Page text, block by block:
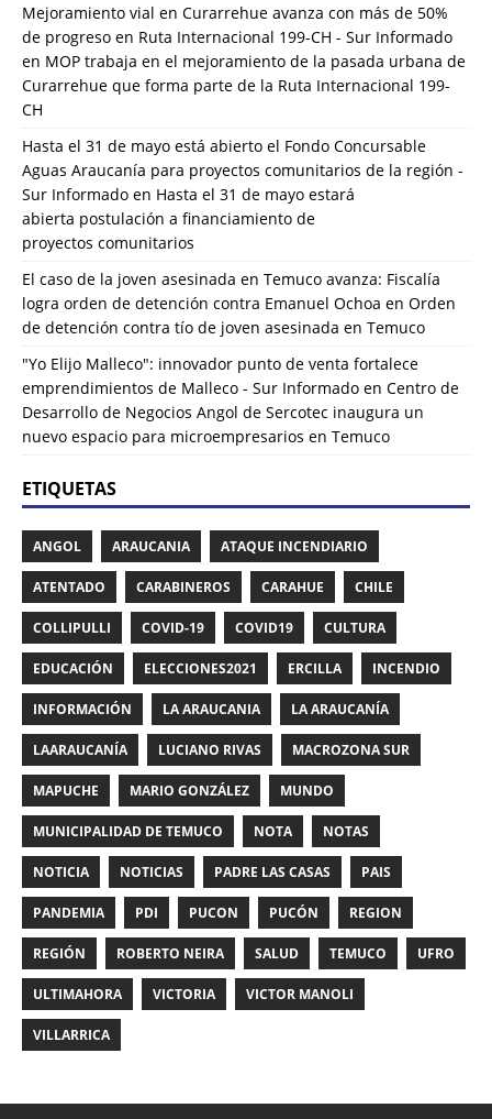
Mejoramiento vial en Curarrehue avanza con más de 50%
de progreso en Ruta Internacional 199-CH - Sur Informado
en MOP trabaja en el mejoramiento de la pasada urbana de
Curarrehue que forma parte de la Ruta Internacional 199-
CH
Hasta el 31 de mayo está abierto el Fondo Concursable
Aguas Araucanía para proyectos comunitarios de la región -
Sur Informado en Hasta el 31 de mayo estará
abierta postulación a financiamiento de
proyectos comunitarios
El caso de la joven asesinada en Temuco avanza: Fiscalía
logra orden de detención contra Emanuel Ochoa en Orden
de detención contra tío de joven asesinada en Temuco
"Yo Elijo Malleco": innovador punto de venta fortalece
emprendimientos de Malleco - Sur Informado en Centro de
Desarrollo de Negocios Angol de Sercotec inaugura un
nuevo espacio para microempresarios en Temuco
ETIQUETAS
ANGOL ARAUCANIA ATAQUE INCENDIARIO
ATENTADO CARABINEROS CARAHUE CHILE
COLLIPULLI COVID-19 COVID19 CULTURA
EDUCACIÓN ELECCIONES2021 ERCILLA INCENDIO
INFORMACIÓN LA ARAUCANIA LA ARAUCANÍA
LAARAUCANÍA LUCIANO RIVAS MACROZONA SUR
MAPUCHE MARIO GONZÁLEZ MUNDO
MUNICIPALIDAD DE TEMUCO NOTA NOTAS
NOTICIA NOTICIAS PADRE LAS CASAS PAIS
PANDEMIA PDI PUCON PUCÓN REGION
REGIÓN ROBERTO NEIRA SALUD TEMUCO UFRO
ULTIMAHORA VICTORIA VICTOR MANOLI
VILLARRICA